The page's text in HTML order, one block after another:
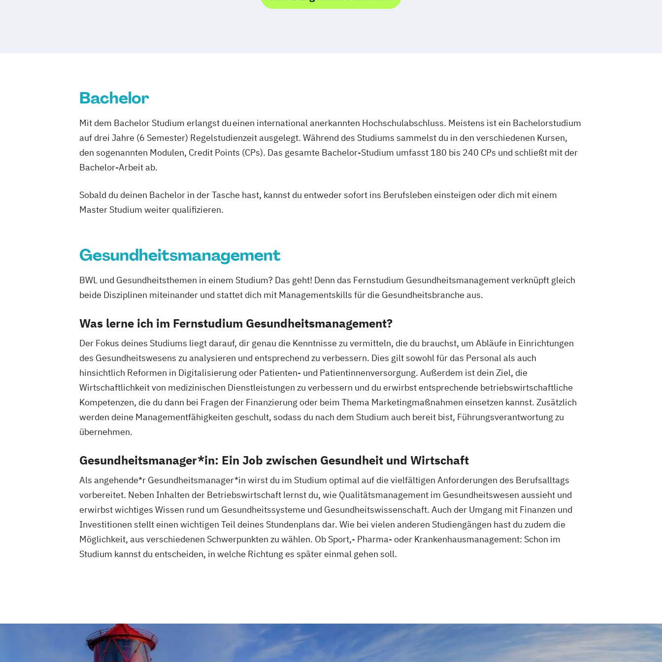
Bachelor
Mit dem Bachelor Studium erlangst du einen international anerkannten Hochschulabschluss. Meistens ist ein Bachelorstudium
auf drei Jahre (6 Semester) Regelstudienzeit ausgelegt. Während des Studiums sammelst du in den verschiedenen Kursen,
den sogenannten Modulen, Credit Points (CPs). Das gesamte Bachelor-Studium umfasst 180 bis 240 CPs und schließt mit der
Bachelor-Arbeit ab.
Sobald du deinen Bachelor in der Tasche hast, kannst du entweder sofort ins Berufsleben einsteigen oder dich mit einem
Master Studium weiter qualifizieren.
Gesundheitsmanagement
BWL und Gesundheitsthemen in einem Studium? Das geht! Denn das Fernstudium Gesundheitsmanagement verknüpft gleich
beide Disziplinen miteinander und stattet dich mit Managementskills für die Gesundheitsbranche aus.
Was lerne ich im Fernstudium Gesundheitsmanagement?
Der Fokus deines Studiums liegt darauf, dir genau die Kenntnisse zu vermitteln, die du brauchst, um Abläufe in Einrichtungen
des Gesundheitswesens zu analysieren und entsprechend zu verbessern. Dies gilt sowohl für das Personal als auch
hinsichtlich Reformen in Digitalisierung oder Patienten- und Patientinnenversorgung. Außerdem ist dein Ziel, die
Wirtschaftlichkeit von medizinischen Dienstleistungen zu verbessern und du erwirbst entsprechende betriebswirtschaftliche
Kompetenzen, die du dann bei Fragen der Finanzierung oder beim Thema Marketingmaßnahmen einsetzen kannst. Zusätzlich
werden deine Managementfähigkeiten geschult, sodass du nach dem Studium auch bereit bist, Führungsverantwortung zu
übernehmen.
Gesundheitsmanager*in: Ein Job zwischen Gesundheit und Wirtschaft
Als angehende*r Gesundheitsmanager*in wirst du im Studium optimal auf die vielfältigen Anforderungen des Berufsalltags
vorbereitet. Neben Inhalten der Betriebswirtschaft lernst du, wie Qualitätsmanagement im Gesundheitswesen aussieht und
erwirbst wichtiges Wissen rund um Gesundheitssysteme und Gesundheitswissenschaft. Auch der Umgang mit Finanzen und
Investitionen stellt einen wichtigen Teil deines Stundenplans dar. Wie bei vielen anderen Studiengängen hast du zudem die
Möglichkeit, aus verschiedenen Schwerpunkten zu wählen. Ob Sport,- Pharma- oder Krankenhausmanagement: Schon im
Studium kannst du entscheiden, in welche Richtung es später einmal gehen soll.